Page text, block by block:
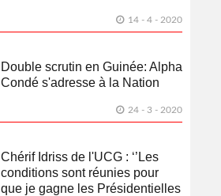
14 - 4 - 2020
Double scrutin en Guinée: Alpha
Condé s'adresse à la Nation
24 - 3 - 2020
Chérif Idriss de l'UCG : ‘’Les
conditions sont réunies pour
que je gagne les Présidentielles